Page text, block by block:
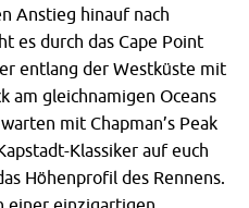
Anstieg hinauf nach
es durch das Cape Point
entlang der Westküste mit
am gleichnamigen Oceans
mit Chapman’s Peak
Klassiker auf euch
Höhenprofil des Rennens.